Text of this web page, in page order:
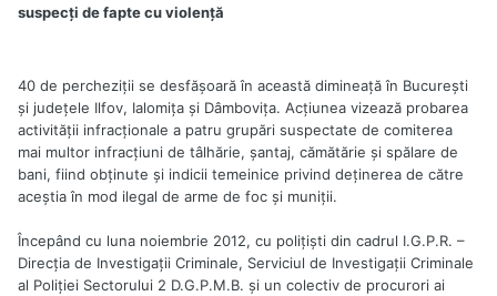
suspecți de fapte cu violență
40 de percheziții se desfășoară în această dimineață în București
și județele Ilfov, Ialomița și Dâmbovița. Acțiunea vizează probarea
activității infracționale a patru grupări suspectate de comiterea
mai multor infracţiuni de tâlhărie, şantaj, cămătărie şi spălare de
bani, fiind obţinute şi indicii temeinice privind deţinerea de către
aceştia în mod ilegal de arme de foc şi muniţii.
Începând cu luna noiembrie 2012, cu poliţişti din cadrul I.G.P.R. –
Direcţia de Investigaţii Criminale, Serviciul de Investigaţii Criminale
al Poliţiei Sectorului 2 D.G.P.M.B. și un colectiv de procurori ai